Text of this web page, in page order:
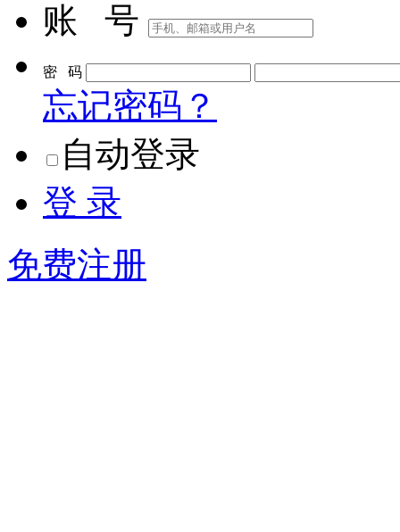
账 号
密 码
忘记密码？
自动登录
登 录
免费注册